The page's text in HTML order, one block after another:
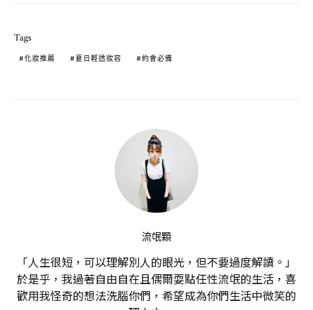
Tags
化妝推薦 夏日輕透妝容 約會必備
流氓顆
「人生很短，可以理解別人的眼光，但不要過度解讀。」
於是乎，我過著自由自在且偶爾耍點任性流氓的生活，喜
歡用我怪奇的想法洗腦你們，希望成為你們生活中微笑的